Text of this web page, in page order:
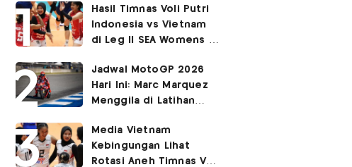
Hasil Timnas Voli Putri
Indonesia vs Vietnam
di Leg II SEA Womens V
Garuda Pertiwi Menang
3-2
Jadwal MotoGP 2026
Hari Ini: Marc Marquez
Menggila di Latihan
Media Vietnam
Kebingungan Lihat
Rotasi Aneh Timnas Voli